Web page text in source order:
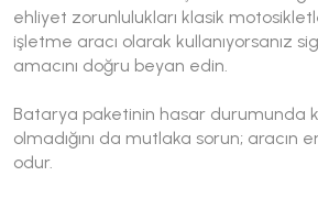
ehliyet zorunlulukları klasik
işletme aracı olarak kullanıyorsanız
amacını doğru beyan edin.
Batarya paketinin hasar durumunda
olmadığını da mutlaka sorun; aracın
odur.